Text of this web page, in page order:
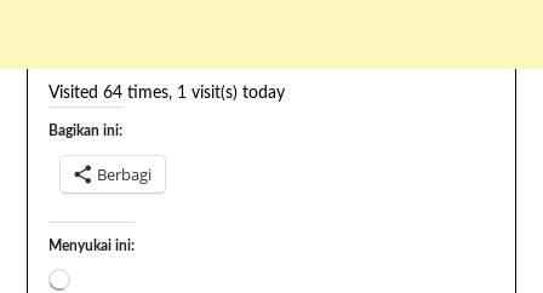
Visited 64 times, 1 visit(s) today
Bagikan ini:
Berbagi
Menyukai ini: